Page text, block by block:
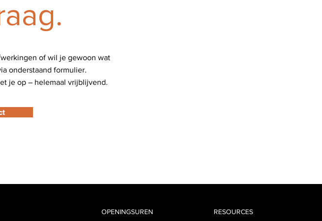
of wil je gewoon wat
onderstaand formulier.
je op – helemaal vrijblijvend.
OPENINGSUREN RESOURCES